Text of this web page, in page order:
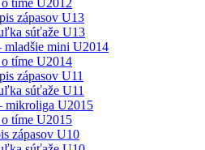
zápasov U13
súťaže U13
mladšie mini U2014
tíme U2014
zápasov U11
súťaže U11
mikroliga U2015
tíme U2015
zápasov U10